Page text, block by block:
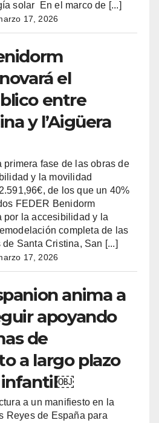
solar En el marco de [...]
17, 2026
el
entre
y l’Aigüera
primera fase de las obras de
y la movilidad
de los que un 40%
FEDER Benidorm
por la accesibilidad y la
completa de las
Santa Cristina, San [...]
17, 2026
anima a
apoyando
de
a largo plazo
infantil￼
a un manifiesto en la
Reyes de España para